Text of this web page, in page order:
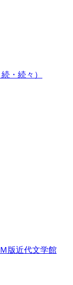
・続々）
版近代文学館